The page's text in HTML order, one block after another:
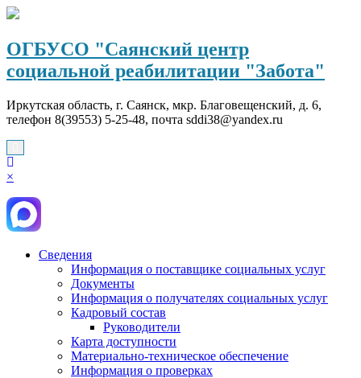
Перейти
содержимому
ОГБУСО "Саянский центр
социальной реабилитации "Забота"
Иркутская область, г. Саянск, мкр. Благовещенский, д. 6,
телефон 8(39553) 5-25-48, почта sddi38@yandex.ru
×
Сведения
Информация о поставщике социальных услуг
Документы
Информация о получателях социальных услуг
Кадровый состав
Руководители
Карта доступности
Материально-техническое обеспечение
Информация о проверках